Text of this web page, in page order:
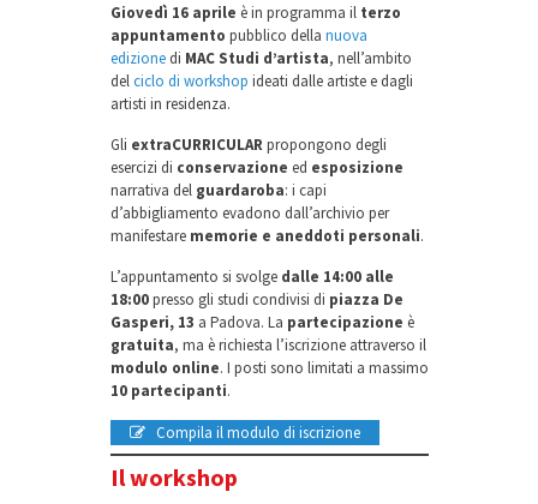
Giovedì 16 aprile è in programma il terzo
appuntamento pubblico della nuova
edizionedi MAC Studi d’artista, nell’ambito
delciclo di workshop ideati dalle artiste e dagli
artisti in residenza.
Gli extraCURRICULARpropongono degli
esercizi di conservazione ed esposizione
narrativa del guardaroba: i capi
d’abbigliamento evadono dall’archivio per
manifestare memorie e aneddoti personali.
L’appuntamento si svolge dalle 14:00 alle
18:00presso gli studi condivisi di piazza De
Gasperi, 13 a Padova. La partecipazione è
gratuita, ma è richiesta l’iscrizione attraverso il
modulo online. I posti sono limitati a massimo
10 partecipanti.
Compila il modulo di iscrizione
Il workshop